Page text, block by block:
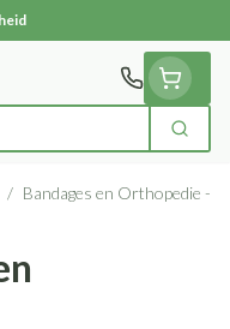
Zoek
/ Bandages en Orthopedie -